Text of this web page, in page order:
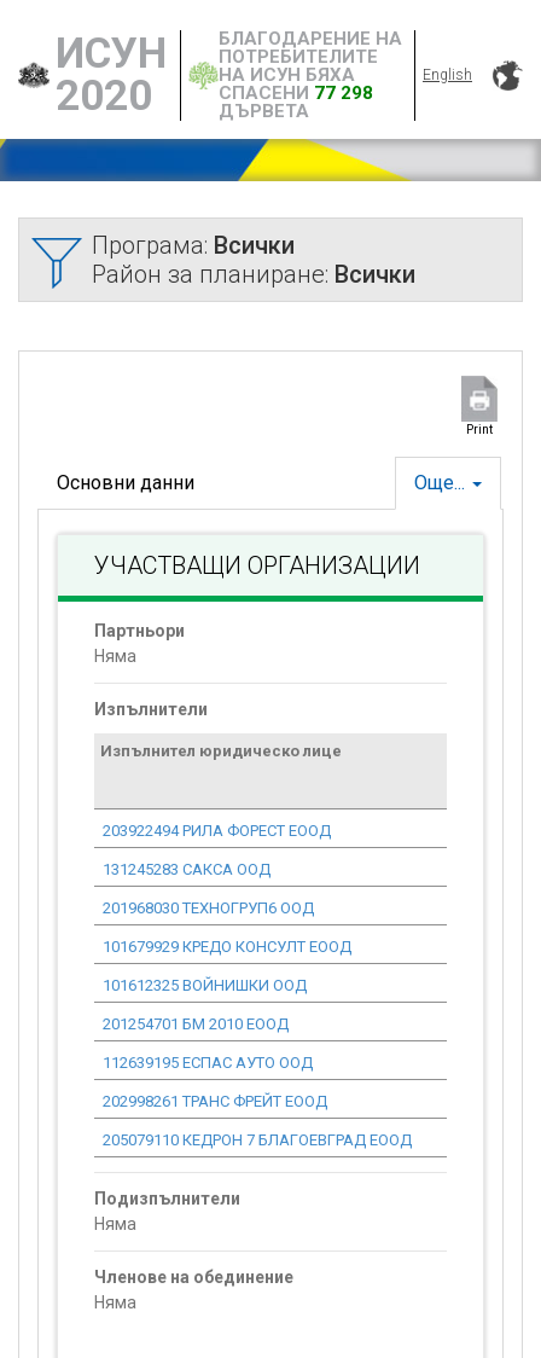
ИСУН
2020
БЛАГОДАРЕНИЕ НА
ПОТРЕБИТЕЛИТЕ
НА ИСУН БЯХА
СПАСЕНИ 77 298
ДЪРВЕТА
English
Програма: Всички
Район за планиране: Всички
Print
Още...
Основни данни
УЧАСТВАЩИ ОРГАНИЗАЦИИ
Партньори
Няма
Изпълнители
Изпълнител юридическо лице
203922494 РИЛА ФОРЕСТ ЕООД
131245283 САКСА ООД
201968030 ТЕХНОГРУП6 ООД
101679929 КРЕДО КОНСУЛТ ЕООД
101612325 ВОЙНИШКИ ООД
201254701 БМ 2010 ЕООД
112639195 ЕСПАС АУТО ООД
202998261 ТРАНС ФРЕЙТ ЕООД
205079110 КЕДРОН 7 БЛАГОЕВГРАД ЕООД
Подизпълнители
Няма
Членове на обединение
Няма